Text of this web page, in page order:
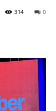
0
314